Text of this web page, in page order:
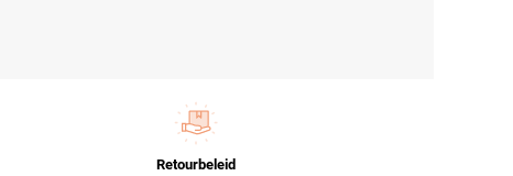
Retourbeleid